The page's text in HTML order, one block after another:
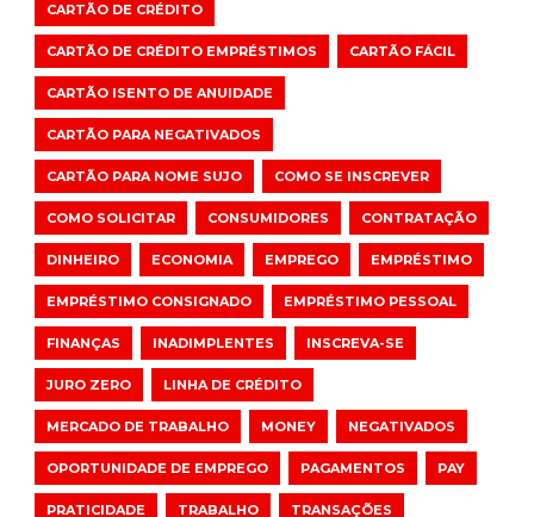
CARTÃO DE CRÉDITO
CARTÃO DE CRÉDITO EMPRÉSTIMOS CARTÃO FÁCIL
CARTÃO ISENTO DE ANUIDADE
CARTÃO PARA NEGATIVADOS
CARTÃO PARA NOME SUJO COMO SE INSCREVER
COMO SOLICITAR CONSUMIDORES CONTRATAÇÃO
DINHEIRO ECONOMIA EMPREGO EMPRÉSTIMO
EMPRÉSTIMO CONSIGNADO EMPRÉSTIMO PESSOAL
FINANÇAS INADIMPLENTES INSCREVA-SE
JURO ZERO LINHA DE CRÉDITO
MERCADO DE TRABALHO MONEY NEGATIVADOS
OPORTUNIDADE DE EMPREGO PAGAMENTOS PAY
PRATICIDADE TRABALHO TRANSAÇÕES